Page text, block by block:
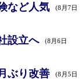
など人気 (8月7日
設立へ (8月6日
ぶり改善 (8月5日